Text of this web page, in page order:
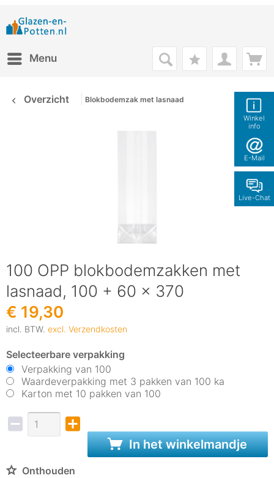
Winkel
info
E-Mail
Live-Chat
Menu
Overzicht Blokbodemzak met lasnaad
100 OPP blokbodemzakken met
lasnaad, 100 + 60 x 370
€ 19,30
incl. BTW. excl. Verzendkosten
Selecteerbare verpakking
Verpakking van 100
Waardeverpakking met 3 pakken van 100 ka
Karton met 10 pakken van 100
In het winkelmandje
Onthouden